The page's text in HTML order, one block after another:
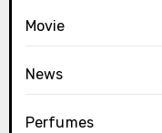
Movie
News
Perfumes